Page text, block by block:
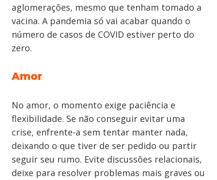
aglomerações, mesmo que tenham tomado a
vacina. A pandemia só vai acabar quando o
número de casos de COVID estiver perto do
zero.
Amor
No amor, o momento exige paciência e
flexibilidade. Se não conseguir evitar uma
crise, enfrente-a sem tentar manter nada,
deixando o que tiver de ser pedido ou partir
seguir seu rumo. Evite discussões relacionais,
deixe para resolver problemas mais graves ou